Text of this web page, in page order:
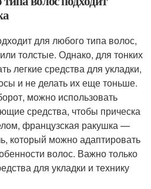
для любого типа волос,
толстые. Однако, для тонких
легкие средства для укладки,
и не делать их еще тоньше.
можно использовать
средства, чтобы прическа
французская ракушка —
который можно адаптировать
волос. Важно только
для укладки и технику